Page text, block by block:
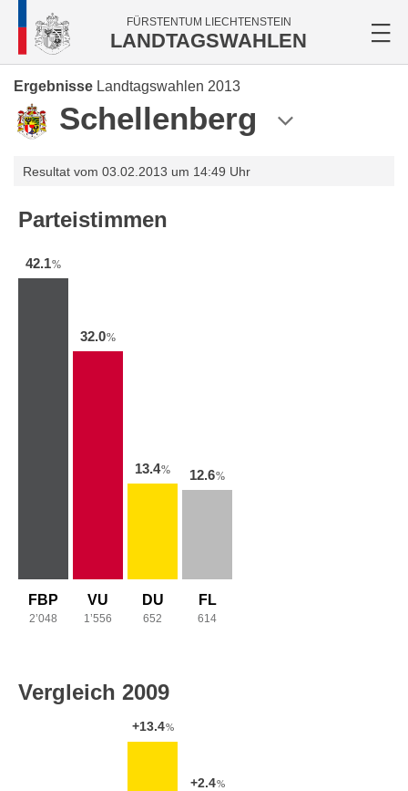
FÜRSTENTUM LIECHTENSTEIN
LANDTAGSWAHLEN
Ergebnisse Landtagswahlen 2013
Schellenberg
Resultat vom 03.02.2013 um 14:49 Uhr
Parteistimmen
42.1%
FBP
2’048
32.0%
VU
1’556
13.4%
DU
652
12.6%
FL
614
Vergleich 2009
+13.4%
+2.4%